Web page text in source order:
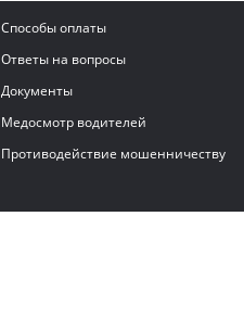
Способы оплаты
Ответы на вопросы
Документы
Медосмотр водителей
Противодействие мошенничеству